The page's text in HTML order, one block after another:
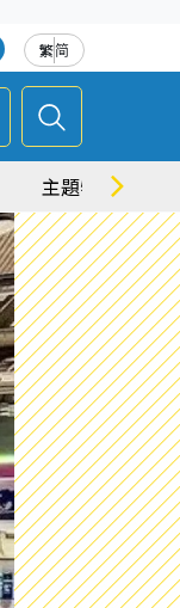
繁简
主題特集